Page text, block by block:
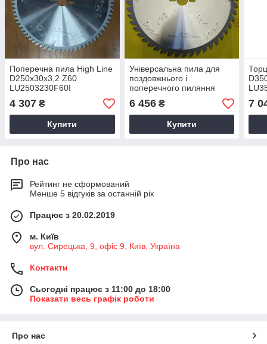
Поперечна пила High Line
D250x30x3,2 Z60
LU2503230F60I
4 307 ₴
Купити
Універсальна пила для
поздовжнього і
поперечного пиляння
D400x30x4/2,8 Z48
LU4004030F48
6 456₴
Купити
7
Про нас
Рейтинг не сформований
Менше 5 відгуків за останній рік
Працює з 20.02.2019
м. Київ
вул. Сирецька, 9, офіс 9, Київ, Україна
Контакти
Сьогодні працює з 11:00 до 18:00
Показати весь графік роботи
Про нас